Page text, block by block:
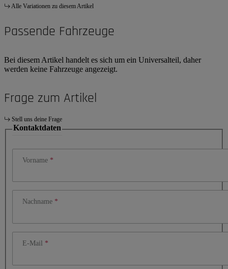
Alle Variationen zu diesem Artikel
Passende Fahrzeuge
Bei diesem Artikel handelt es sich um ein Universalteil, daher
werden keine Fahrzeuge angezeigt.
Frage zum Artikel
Stell uns deine Frage
Kontaktdaten
Vorname
Nachname
E-Mail